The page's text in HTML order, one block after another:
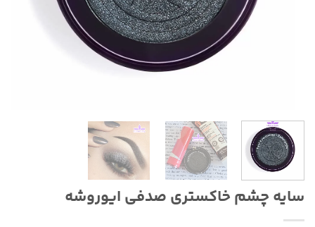
سایه چشم خاکستری صدفی ایوروشه